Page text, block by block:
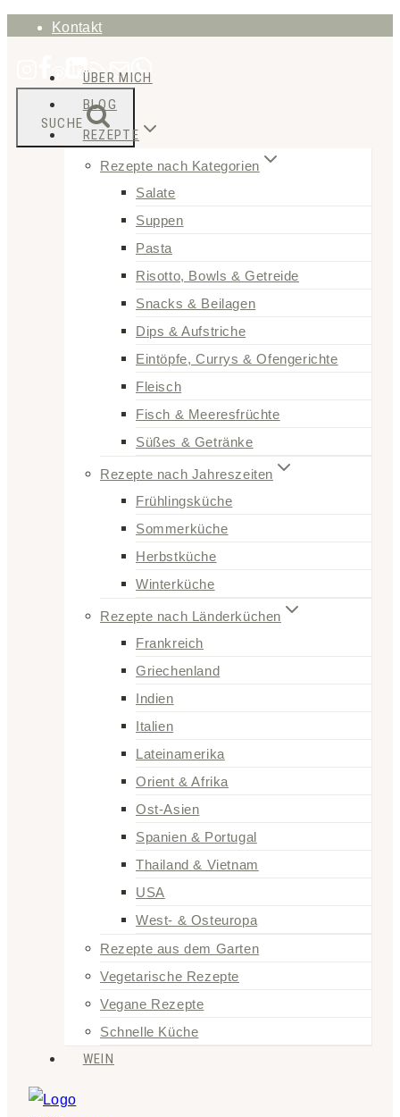
springen
Kontakt
SUCHE
ÜBER MICH
BLOG
REZEPTE
Rezepte nach Kategorien
Salate
Suppen
Pasta
Risotto, Bowls & Getreide
Snacks & Beilagen
Dips & Aufstriche
Eintöpfe, Currys & Ofengerichte
Fleisch
Fisch & Meeresfrüchte
Süßes & Getränke
Rezepte nach Jahreszeiten
Frühlingsküche
Sommerküche
Herbstküche
Winterküche
Rezepte nach Länderküchen
Frankreich
Griechenland
Indien
Italien
Lateinamerika
Orient & Afrika
Ost-Asien
Spanien & Portugal
Thailand & Vietnam
USA
West- & Osteuropa
Rezepte aus dem Garten
Vegetarische Rezepte
Vegane Rezepte
Schnelle Küche
WEIN